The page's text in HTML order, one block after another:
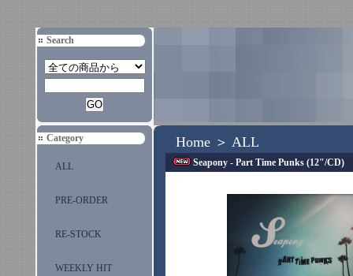
Search
Category
ALL
PRE-ORDER
RE-STOCK
WEEKLY HIT
Home ＞ ALL
Seapony - Part Time Punks (12"/CD)